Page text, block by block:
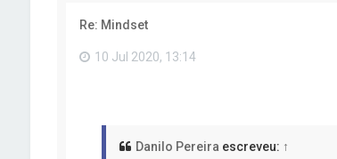
Re: Mindset
10 Jul 2020, 13:14
Danilo Pereira escreveu: ↑